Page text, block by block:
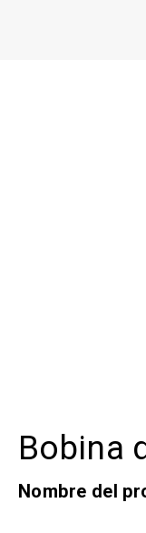
Bobina
Nombre del